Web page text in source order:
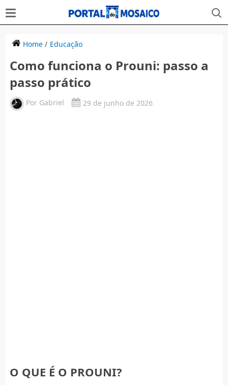
Home/ Educação
Como funciona o Prouni: passo a
passo prático
Por Gabriel 29 de junho de 2026
O QUE É O PROUNI?